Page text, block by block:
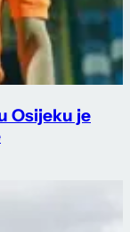
Osijeku je